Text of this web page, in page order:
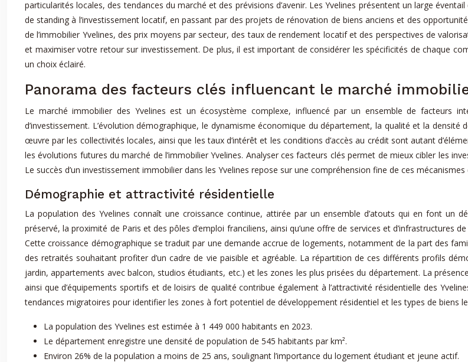
particularités locales, des tendances du marché et des prévisions d’avenir. Les Yvelines présentent un large
de standing à l’investissement locatif, en passant par des projets de rénovation de biens anciens et des
de l’immobilier Yvelines, des prix moyens par secteur, des taux de rendement locatif et des perspectives de
et maximiser votre retour sur investissement. De plus, il est important de considérer les spécificités de chaque
un choix éclairé.
Panorama des facteurs clés influencant le marché
Le marché immobilier des Yvelines est un écosystème complexe, influencé par un ensemble de facteurs
d’investissement. L’évolution démographique, le dynamisme économique du département, la qualité et la
œuvre par les collectivités locales, ainsi que les taux d’intérêt et les conditions d’accès au crédit sont autant
les évolutions futures du marché de l’immobilier Yvelines. Analyser ces facteurs clés permet de mieux cibler les
Le succès d’un investissement immobilier dans les Yvelines repose sur une compréhension fine de ces
Démographie et attractivité résidentielle
La population des Yvelines connaît une croissance continue, attirée par un ensemble d’atouts qui en font un
préservé, la proximité de Paris et des pôles d’emploi franciliens, ainsi qu’une offre de services et
Cette croissance démographique se traduit par une demande accrue de logements, notamment de la part des
des retraités souhaitant profiter d’un cadre de vie paisible et agréable. La répartition de ces différents profils
jardin, appartements avec balcon, studios étudiants, etc.) et les zones les plus prisées du département. La
ainsi que d’équipements sportifs et de loisirs de qualité contribue également à l’attractivité résidentielle des
tendances migratoires pour identifier les zones à fort potentiel de développement résidentiel et les types de biens
La population des Yvelines est estimée à 1 449 000 habitants en 2023.
Le département enregistre une densité de population de 545 habitants par km².
Environ 26% de la population a moins de 25 ans, soulignant l’importance du logement étudiant et jeune actif.